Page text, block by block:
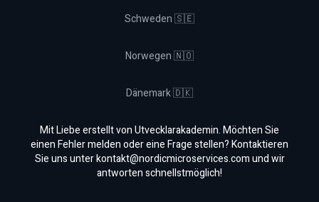
Schweden 🇸🇪
Norwegen 🇳🇴
Dänemark 🇩🇰
Mit Liebe erstellt von Utvecklarakademin. Möchten Sie
einen Fehler melden oder eine Frage stellen? Kontaktieren
Sie uns unterkontakt@nordicmicroservices.comund wir
antworten schnellstmöglich!